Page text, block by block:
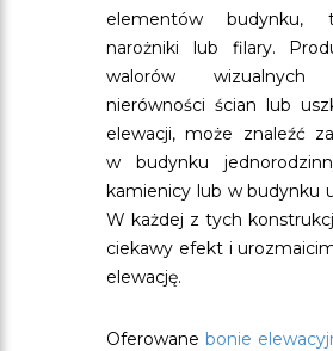
elementów budynku,
narożniki lub filary.
walorów wizualnych
nierówności ścian lub
elewacji, może znaleźć
w budynku
kamienicy lub w budynku
W każdej z tych
ciekawy efekt i
elewację.
Oferowane bonie